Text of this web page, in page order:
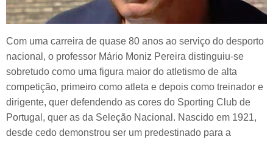
Com uma carreira de quase 80 anos ao serviço do desporto
nacional, o professor Mário Moniz Pereira distinguiu-se
sobretudo como uma figura maior do atletismo de alta
competição, primeiro como atleta e depois como treinador e
dirigente, quer defendendo as cores do Sporting Club de
Portugal, quer as da Seleção Nacional. Nascido em 1921,
desde cedo demonstrou ser um predestinado para a